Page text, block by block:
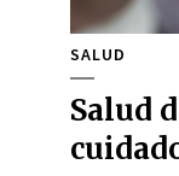
SALUD
Salud